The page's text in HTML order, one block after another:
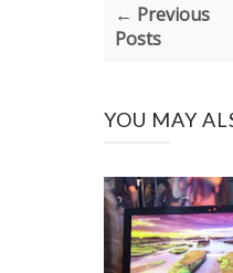
← Previous
Posts
YOU MAY